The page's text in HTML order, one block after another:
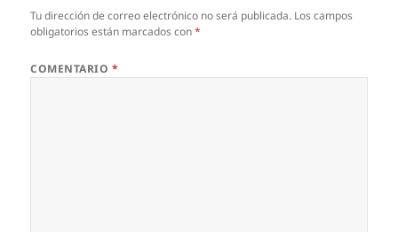
Tu dirección de correo electrónico no será publicada. Los campos
obligatorios están marcados con*
COMENTARIO *